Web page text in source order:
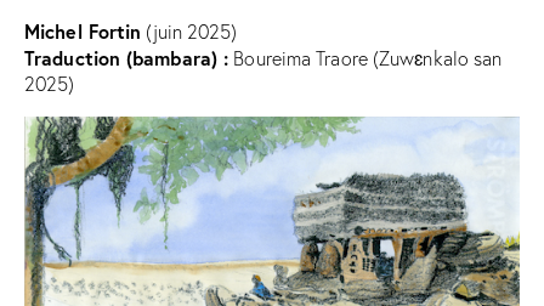
Michel Fortin (juin 2025)
Traduction (bambara) : Boureima Traore (Zuwɛnkalo san
2025)